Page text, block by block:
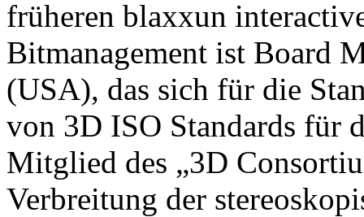
früheren blaxxun
Bitmanagement ist Board
(USA), das sich für die
von 3D ISO Standards für
Mitglied des „3D
Verbreitung der